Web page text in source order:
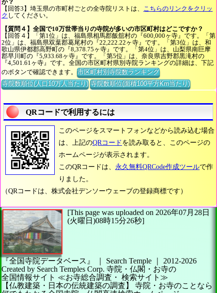
か？
【回答3】埼玉県の市町村ごとの全寺院リストは、
こちらのリンクをクリッ
ク してください。
【質問４】全国で10万世帯当りの寺院が多いの市区町村はどこですか？
【回答４】「第1位」は、福島県相馬郡飯舘村の『600,000ヶ寺』です。「第
2位」は、福島県双葉郡葛尾村の『22,222.22ヶ寺』です。「第3位」は、和
歌山県伊都郡高野町の『8,378.75ヶ寺』です。「第4位」は、山梨県南巨摩
郡早川町の『5,933.68ヶ寺』です。「第5位」は、奈良県吉野郡黒滝村の
『4,501.61ヶ寺』です。全国の市区町村県別寺院ランキングの詳細は、下記
のボタンで確認できます。市区町村別寺院数ランキング
寺院数順位(人口10万人当たり) 寺院数順位(面積100平方Km当たり)
QRコードで利用するには
このページをスマートフォンなどから読み込む場合
は、上記のQRコード を読み取ると、このページの
ホームページが表示されます。
このQRコードは、 永久無料QRCode作成ツールで作
りました。
（QRコードは、株式会社デンソーウェーブの登録商標です）
[This page was uploaded on 2026年07月28日
(火曜日)08時15分26秒]
『全国寺院データベース』 ｜ Search Temple
2012-2026
Created by Search Temples Corp. 寺院・仏閣・お寺の
全国情報サイト ≪お寺総合調査・ 検索サイト≫
【仏教建築・日本の伝統建築の調査】
寺院・お寺のことなら